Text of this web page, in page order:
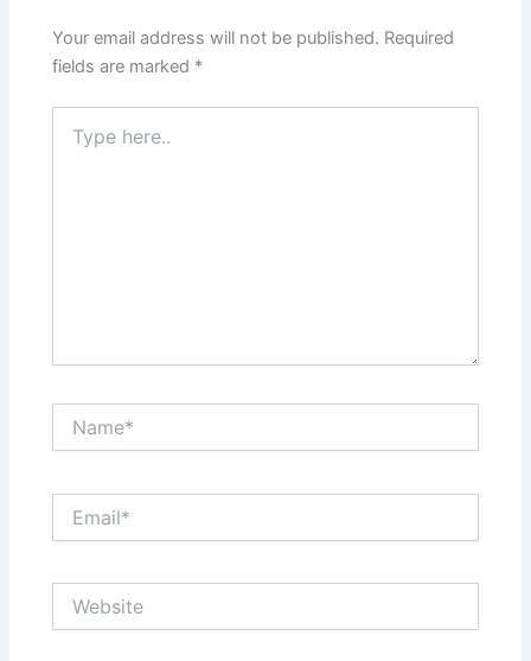
Your email address will not be published. Required
fields are marked *
here..